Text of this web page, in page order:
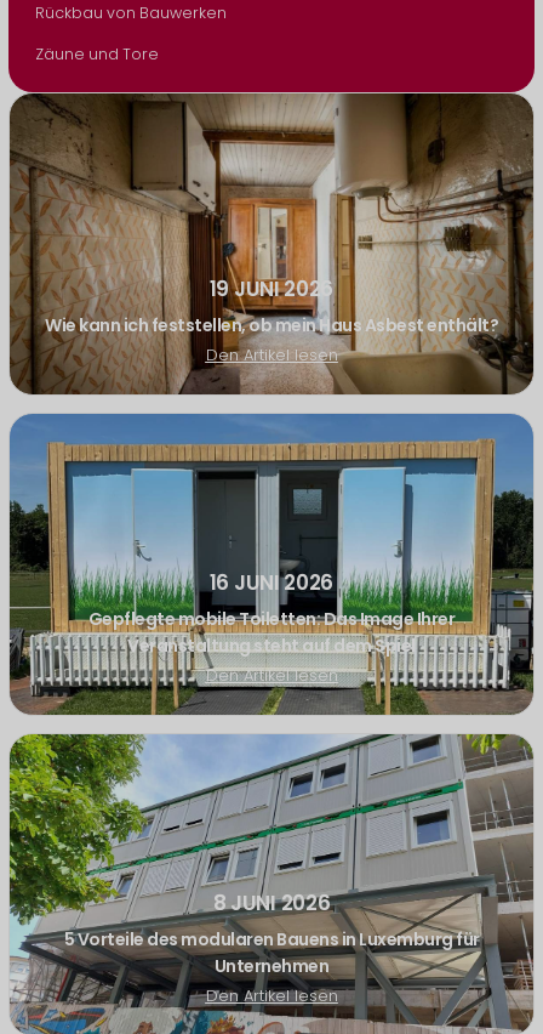
Rückbau von Bauwerken
Zäune und Tore
19 JUNI 2026
Wie kann ich feststellen, ob mein Haus Asbest enthält?
Den Artikel lesen
16 JUNI 2026
Gepflegte mobile Toiletten: Das Image Ihrer
Veranstaltung steht auf dem Spiel
Den Artikel lesen
8 JUNI 2026
5 Vorteile des modularen Bauens in Luxemburg für
Unternehmen
Den Artikel lesen